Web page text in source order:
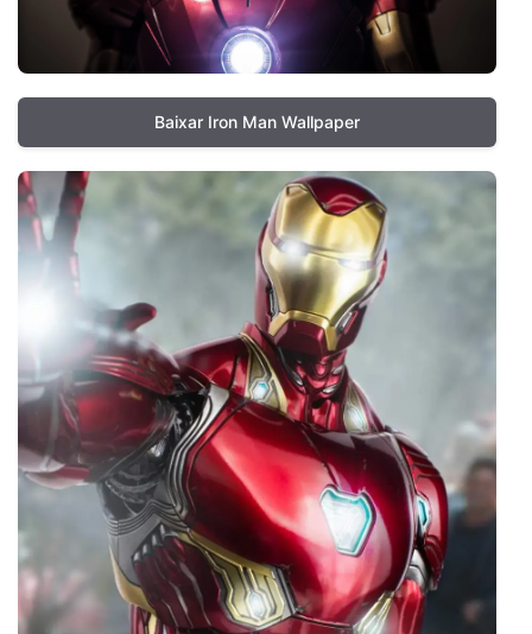
Baixar Iron Man Wallpaper